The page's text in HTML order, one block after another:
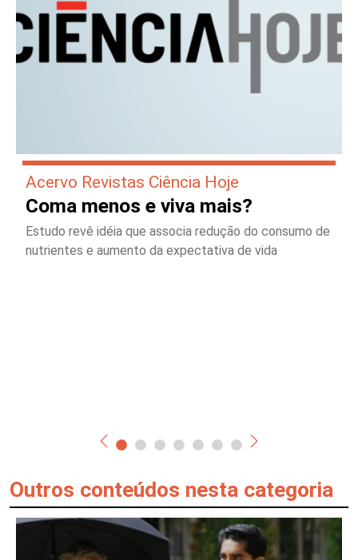
Acervo Revistas Ciência Hoje
Coma menos e viva mais?
Estudo revê idéia que associa redução do consumo de
nutrientes e aumento da expectativa de vida
Outros conteúdos nesta categoria